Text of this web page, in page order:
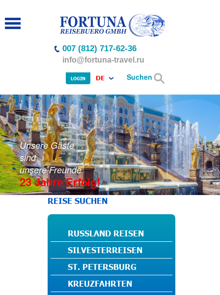
Suchen
007 (812) 717-62-36
info@fortuna-travel.ru
LOGIN DE
Unsere Gäste
sind
unsere Freunde
23 Jahre Erfolg!
REISE SUCHEN
RUSSLAND REISEN
SILVESTERREISEN
ST. PETERSBURG
KREUZFAHRTEN